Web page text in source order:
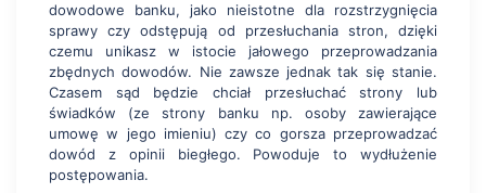
dowodowe banku, jako nieistotne dla rozstrzygnięcia
sprawy czy odstępują od przesłuchania stron, dzięki
czemu unikasz w istocie jałowego przeprowadzania
zbędnych dowodów. Nie zawsze jednak tak się stanie.
Czasem sąd będzie chciał przesłuchać strony lub
świadków (ze strony banku np. osoby zawierające
umowę w jego imieniu) czy co gorsza przeprowadzać
dowód z opinii biegłego. Powoduje to wydłużenie
postępowania.